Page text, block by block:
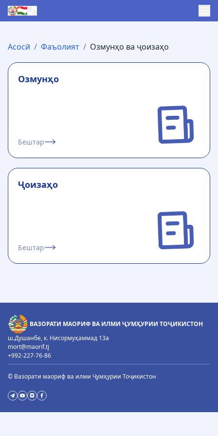
Асосӣ / Фаъолият / Озмунҳо ва ҷоизаҳо
Озмунҳо
Бештар
Ҷоизаҳо
Бештар
ВАЗОРАТИ МАОРИФ ВА ИЛМИ ҶУМҲУРИИ ТОҶИКИСТОН
ш.Душанбе, к. Нисормуҳаммад 13а
mort@maorif.tj
+992-227-76-86
© Вазорати маориф ва илми Ҷумҳурии Тоҷикистон